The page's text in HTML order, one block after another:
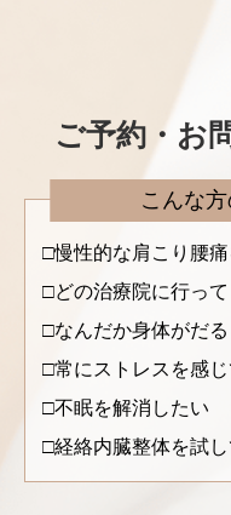
ご予約・お
こんな
慢性的な肩こり腰
どの治療院に行っ
なんだか身体がだ
常にストレスを感
不眠を解消したい
経絡内臓整体を試